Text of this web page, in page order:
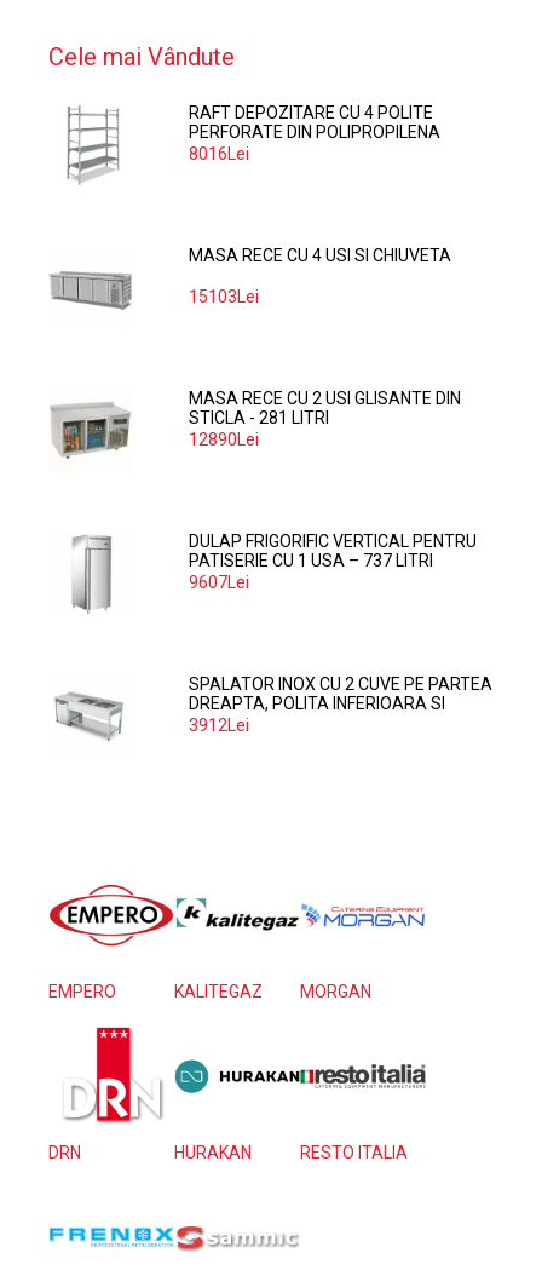
Cele mai Vândute
RAFT DEPOZITARE CU 4 POLITE
PERFORATE DIN POLIPROPILENA
374*60 CM
8016Lei
MASA RECE CU 4 USI SI CHIUVETA
15103Lei
MASA RECE CU 2 USI GLISANTE DIN
STICLA - 281 LITRI
12890Lei
DULAP FRIGORIFIC VERTICAL PENTRU
PATISERIE CU 1 USA – 737 LITRI
9607Lei
SPALATOR INOX CU 2 CUVE PE PARTEA
DREAPTA, POLITA INFERIOARA SI
SPATIU MASINA SPALAT 160*70*85
3912Lei
EMPERO KALITEGAZ MORGAN
DRN HURAKAN RESTO ITALIA